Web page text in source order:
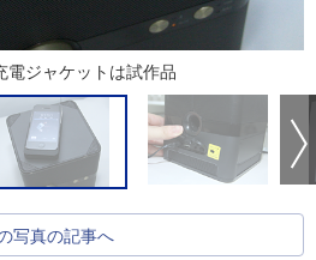
電ジャケットは試作品
写真の記事へ